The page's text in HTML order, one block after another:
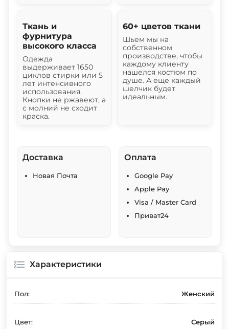
Ткань и
фурнитура
высокого класса
Одежда
выдерживает 1650
циклов стирки или 5
лет интенсивного
использования.
Кнопки не ржавеют, а
с молний не сходит
краска.
60+ цветов ткани
Шьем мы на
собственном
производстве, чтобы
каждому клиенту
нашелся костюм по
душе. А еще каждый
шелчик будет
идеальным.
Доставка
Новая Почта
Оплата
Google Pay
Apple Pay
Visa / Master Card
Приват24
Характеристики
Пол: Женский
Цвет: Серый